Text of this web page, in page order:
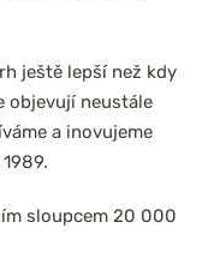
ještě lepší než kdy
objevují neustále
a inovujeme
sloupcem 20 000